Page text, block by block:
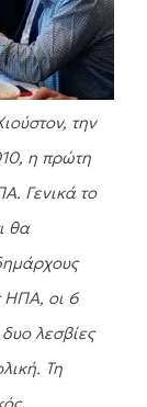
την
η πρώτη
Γενικά το
θα
ΗΠΑ, οι 6
λεσβίες
Τη